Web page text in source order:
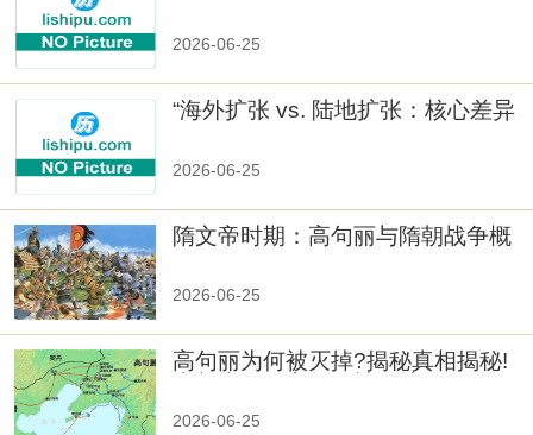
2026-06-25
“海外扩张 vs. 陆地扩张：核心差异
2026-06-25
隋文帝时期：高句丽与隋朝战争概
2026-06-25
高句丽为何被灭掉?揭秘真相揭秘!
2026-06-25